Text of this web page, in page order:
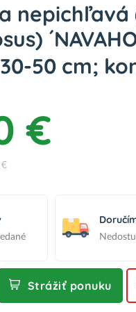
nepichľavá
50 cm;
€
€
Strážiť ponuku